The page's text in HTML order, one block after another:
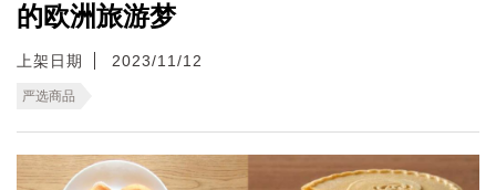
的欧洲旅游梦
上架日期 2023/11/12
严选商品